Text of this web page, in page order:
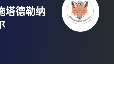
塔德勒纳